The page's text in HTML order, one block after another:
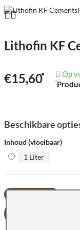
Lithofin KF
€15,60
Op
Beschikbare
Inhoud (vloeibaar)
1 Liter